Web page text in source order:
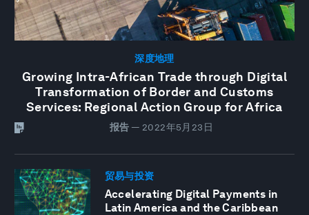
深度地理
Growing Intra-African Trade through Digital
Transformation of Border and Customs
Services: Regional Action Group for Africa
报告 — 2022年5月23日
贸易与投资
Accelerating Digital Payments in
Latin America and the Caribbean